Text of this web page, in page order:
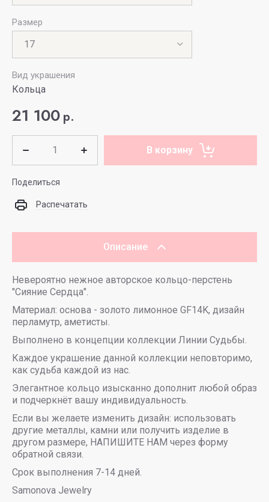
Размер
Вид украшения
Кольца
21 100 р.
В корзину
Поделиться
Распечатать
Описание
Невероятно нежное авторское кольцо-перстень
"Сияние Сердца".
Материал: основа - золото лимонное GF14K, дизайн
перламутр, аметисты.
Выполнено в концепции коллекции Линии Судьбы.
Каждое украшение данной коллекции неповторимо,
как судьба каждой из нас.
Элегантное кольцо изысканно дополнит любой образ
и подчеркнёт вашу индивидуальность.
Если вы желаете изменить дизайн: использовать
другие металлы, камни или получить изделие в
другом размере, НАПИШИТЕ НАМ через форму
обратной связи.
Срок выполнения 7-14 дней.
Samonova Jewelry